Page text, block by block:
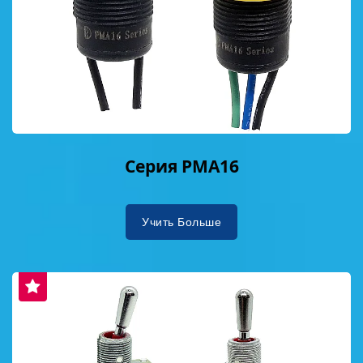
достигла сертификации ISO 14064, что
демонстрирует конкретную приверженность
управлению парниковыми газами и снижению
углерода. Создавая внутренние центры
разработки инструментов и обработки
деталей, они повысили производственную
гибкость, сократили цепочки поставок и
уменьшили углеродный след, реализуя
зеленое производство. В плане социальной
заботу о сотрудниках, антидискриминацию,
справедливые рабочие часы и зарплаты,
рабочем месте, поддерживаемые
комплексной политикой корпоративной
социальной ответственности. Компания
настаивает на том, чтобы не использовать
Серия PMA16
Учить Больше